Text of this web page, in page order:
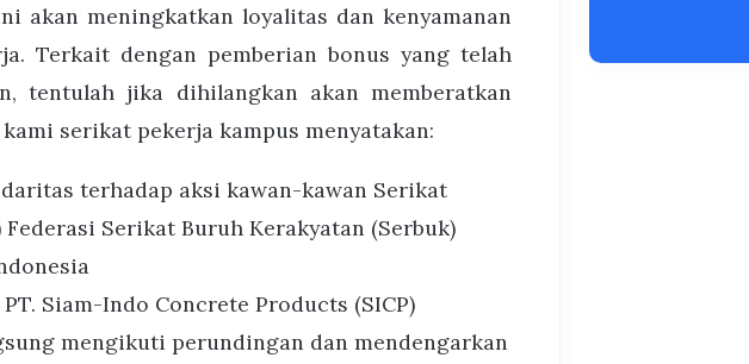
akan meningkatkan loyalitas dan kenyamanan
Terkait dengan pemberian bonus yang telah
tentulah jika dihilangkan akan memberatkan
serikat pekerja kampus menyatakan:
terhadap aksi kawan-kawan Serikat
Federasi Serikat Buruh Kerakyatan (Serbuk)
Siam-Indo Concrete Products (SICP)
mengikuti perundingan dan mendengarkan